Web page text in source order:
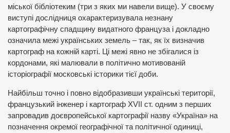
міської бібліотеким (три з яких ми навели вище). У своєму
виступі дослідниця охарактеризувала незнану
картографічну спадщину видатного француза і докладно
означила межі українських земель – так, як їх визначив
картограф на кожній карті. Ці межі явно не збігалися із
кордонами, які малювали в політично мотивованій
історіографії московські історики тієї доби.
Найбільш точно і повно відобразивши українські території,
французький інженер і картограф XVII ст. одним з перших
запровадив доєвропейської картографії назву «Україна» на
позначення окремої географічної та політичної одиниці,